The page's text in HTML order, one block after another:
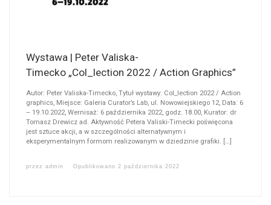
Wystawa | Peter Valiska-
Timecko „Col_lection 2022 / Action Graphics”
Autor: Peter Valiska-Timecko, Tytuł wystawy: Col_lection 2022 / Action
graphics, Miejsce: Galeria Curator’s Lab, ul. Nowowiejskiego 12, Data: 6
– 19.10.2022, Wernisaż: 6 października 2022, godz. 18.00, Kurator: dr
Tomasz Drewicz ad. Aktywność Petera Valiski-Timecki poświęcona
jest sztuce akcji, a w szczególności alternatywnym i
eksperymentalnym formom realizowanym w dziedzinie grafiki. […]
przezadmin Opublikowano 2 października 2022